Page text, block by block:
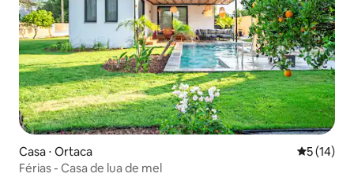
Casa ⋅ Ortaca 5 de uma
5 (14)
Férias - Casa de lua de mel